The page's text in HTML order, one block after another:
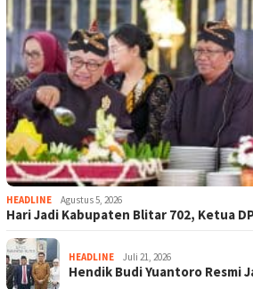
HEADLINE Agustus 5, 2026
Hari Jadi Kabupaten Blitar 702, Ketua
HEADLINE Juli 21, 2026
Hendik Budi Yuantoro Resmi